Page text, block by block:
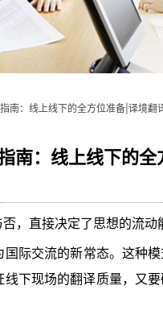
南：线上线下的全方位准备|译境翻
南：线上线下的
，直接决定了思想的流动
际交流的新常态。这种
下现场的翻译质量，又